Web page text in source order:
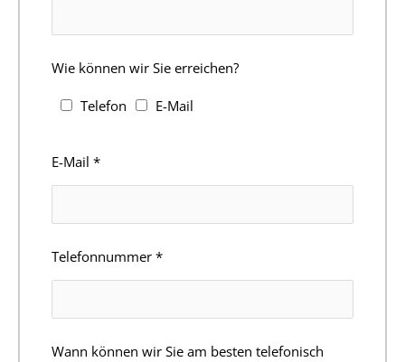
Wie können wir Sie erreichen?
Telefon E-Mail
E-Mail *
Telefonnummer *
Wann können wir Sie am besten telefonisch